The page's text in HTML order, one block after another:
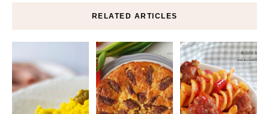
RELATED ARTICLES